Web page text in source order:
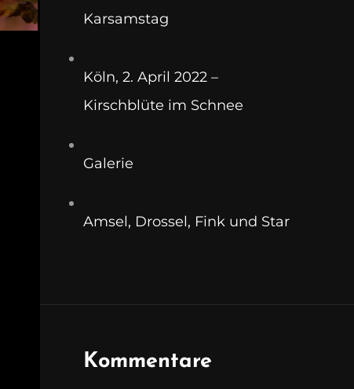
Karsamstag
Köln, 2. April 2022 –
Kirschblüte im Schnee
Galerie
Amsel, Drossel, Fink und Star
Kommentare